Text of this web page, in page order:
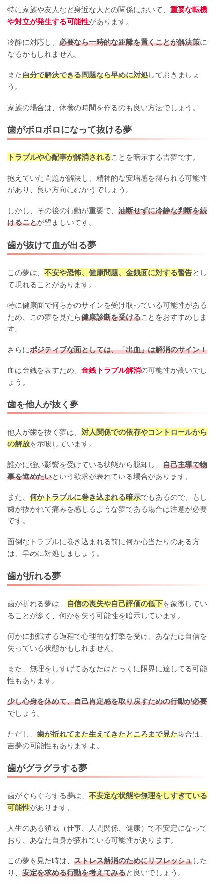
特に家族や友人など身近な人との関係において、 重要な転機
や対立が発生する可能性があります。
冷静に対応し、 必要なら一時的な距離を置くことが解決策に
なるかもしれません。
また自分で解決できる問題なら早めに対処しておきましょ
う。
家族の場合は、休養の時間を作るのも良い方法でしょう。
歯がボロボロになって抜ける夢
トラブルや心配事が解消されることを暗示する吉夢です。
抱えていた問題が解決し、精神的な安堵感を得られる可能性
があり、良い方向にむかうでしょう。
しかし、その後の行動が重要で、 油断せずに冷静な判断を続
けることが望ましいです。
歯が抜けて血が出る夢
この夢は、 不安や恐怖、健康問題、金銭面に対する警告とし
て現れることがあります。
特に健康面で何らかのサインを受け取っている可能性がある
ため、この夢を見たら健康診断を受けることをおすすめしま
す。
さらにポジティブな面としては、「出血」は解消のサイン！
血は金銭を表すため、 金銭トラブル解消の可能性が高いでし
ょう。
歯を他人が抜く夢
他人が歯を抜く夢は、 対人関係での依存やコントロールから
の解放を示唆しています。
誰かに強い影響を受けている状態から脱却し、 自己主導で物
事を進めたいという欲求が表れている場合があります。
また、 何かトラブルに巻き込まれる暗示でもあるので、もし
歯が抜かれて痛みを感じるような夢である場合は注意が必要
です。
面倒なトラブルに巻き込まれる前に何か心当たりのある方
は、早めに対処しましょう。
歯が折れる夢
歯が折れる夢は、 自信の喪失や自己評価の低下を象徴してい
ることが多く、何かを失う可能性を暗示しています。
何かに挑戦する過程で心理的な打撃を受け、あなたは自信を
失っている状態かもしれません。
また、無理をしすげてあなたはとっくに限界に達してる可能
性もあります。
少し心身を休めて、自己肯定感を取り戻すための行動が必要
でしょう。
ただし、 歯が折れてまた生えてきたところまで見た場合は、
吉夢の可能性もありますよ。
歯がグラグラする夢
歯がぐらぐらする夢は、 不安定な状態や無理をしすぎている
可能性があります。
人生のある領域（仕事、人間関係、健康）で不安定になって
おり、あなた自身が疲れている可能性があります。
この夢を見た時は、 ストレス解消のためにリフレッシュした
り、 安定を求める行動を考えてみると良いでしょう。